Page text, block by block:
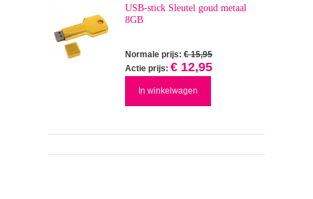
USB-stick Sleutel goud metaal
8GB
Normale prijs: € 15,95
Actie prijs: € 12,95
In winkelwagen